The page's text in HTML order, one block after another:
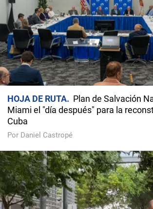
HOJA DE RUTA
Plan de Salvación
Miami el "día después" para la
Cuba
Por Daniel Castropé